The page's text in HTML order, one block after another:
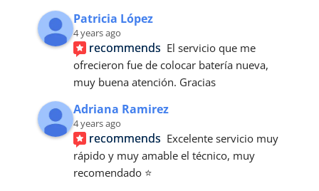
Patricia López
4 years ago
recommends El servicio que me
ofrecieron fue de colocar batería nueva,
muy buena atención. Gracias
Adriana Ramirez
4 years ago
recommends Excelente servicio muy
rápido y muy amable el técnico, muy
recomendado ⭐